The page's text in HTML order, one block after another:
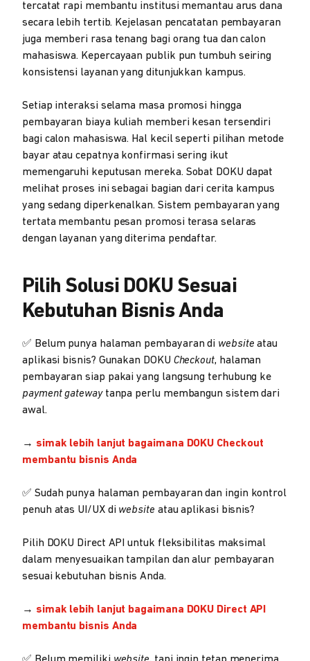
tercatat rapi membantu institusi memantau arus dana
secara lebih tertib. Kejelasan pencatatan pembayaran
juga memberi rasa tenang bagi orang tua dan calon
mahasiswa. Kepercayaan publik pun tumbuh seiring
konsistensi layanan yang ditunjukkan kampus.
Setiap interaksi selama masa promosi hingga
pembayaran biaya kuliah memberi kesan tersendiri
bagi calon mahasiswa. Hal kecil seperti pilihan metode
bayar atau cepatnya konfirmasi sering ikut
memengaruhi keputusan mereka. Sobat DOKU dapat
melihat proses ini sebagai bagian dari cerita kampus
yang sedang diperkenalkan. Sistem pembayaran yang
tertata membantu pesan promosi terasa selaras
dengan layanan yang diterima pendaftar.
Pilih Solusi DOKU Sesuai
Kebutuhan Bisnis Anda
✅ Belum punya halaman pembayaran di website atau
aplikasi bisnis? Gunakan DOKU Checkout, halaman
pembayaran siap pakai yang langsung terhubung ke
payment gateway tanpa perlu membangun sistem dari
awal.
→ simak lebih lanjut bagaimana DOKU Checkout
membantu bisnis Anda
✅ Sudah punya halaman pembayaran dan ingin kontrol
penuh atas UI/UX di website atau aplikasi bisnis?
Pilih DOKU Direct API untuk fleksibilitas maksimal
dalam menyesuaikan tampilan dan alur pembayaran
sesuai kebutuhan bisnis Anda.
→ simak lebih lanjut bagaimana DOKU Direct API
membantu bisnis Anda